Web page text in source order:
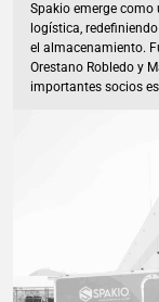
Spakio emerge como
logística,
el almacenamiento.
Orestano Robledo y
importantes socios
Liverpool y Cracks
espacio, sino una
mundo actual. El
de Confianza Por
tarea engorrosa y a